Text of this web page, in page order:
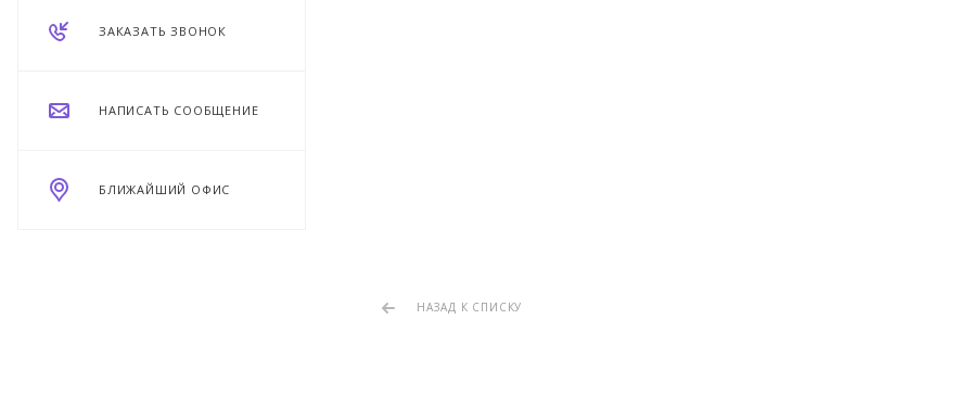
ЗАКАЗАТЬ ЗВОНОК
НАПИСАТЬ СООБЩЕНИЕ
БЛИЖАЙШИЙ ОФИС
НАЗАД К СПИСКУ